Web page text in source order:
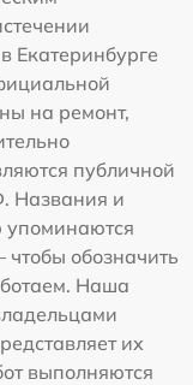
Екатеринбурге
на ремонт,
публичной
Названия и
упоминаются
обозначить
Наша
их
выполняются